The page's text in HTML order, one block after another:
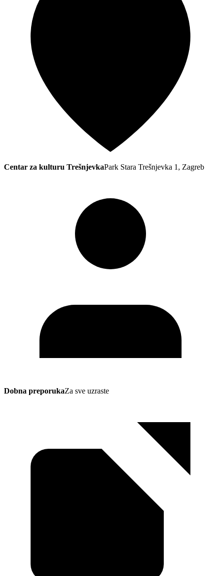
Centar za kulturu TrešnjevkaPark Stara Trešnjevka 1, Zagreb
Dobna preporukaZa sve uzraste